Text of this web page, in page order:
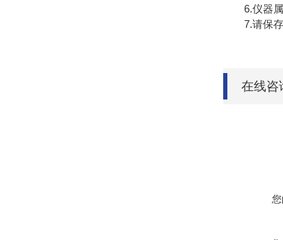
6.仪器属
7.请保存
在线咨
您